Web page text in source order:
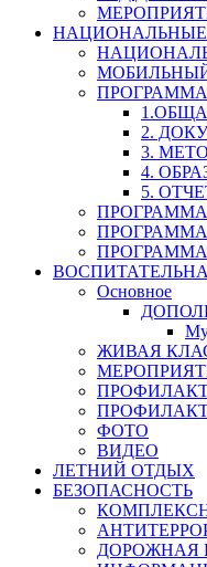
ПРОГРАММА
2.
3.
4.
5.
ПРОГРАММА
ПРОГРАММА
Основное
ЖИВАЯ
ФОТО
ВИДЕО
ЛЕТНИЙ ОТДЫХ
БЕЗОПАСНОСТЬ
ДОРОЖНАЯ